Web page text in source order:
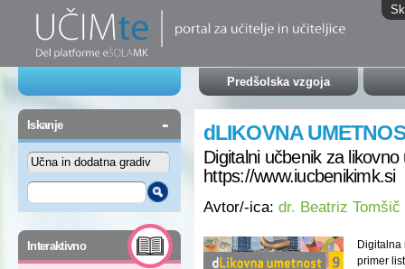
Predšolska vzgoja
Iskanje -
Interaktivno -
dLIKOVNA
Digitalni učbenik za
https://www.iucbenikimk.si
Avtor/-ica: dr. Beatriz
Digitalna
primer